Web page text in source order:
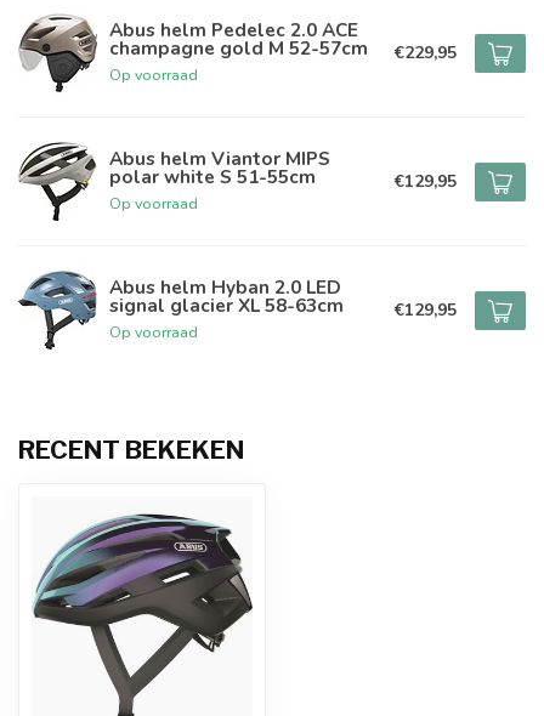
Abus helm Pedelec 2.0 ACE
champagne gold M 52-57cm
Op voorraad
€229,95
Abus helm Viantor MIPS
polar white S 51-55cm
Op voorraad
€129,95
Abus helm Hyban 2.0 LED
signal glacier XL 58-63cm
Op voorraad
€129,95
RECENT BEKEKEN